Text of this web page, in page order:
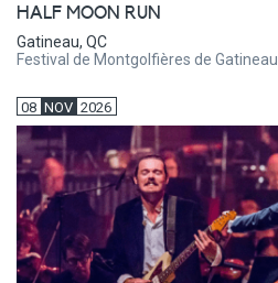
HALF MOON RUN
Gatineau, QC
Festival de Montgolfières de Gatineau
08 NOV 2026